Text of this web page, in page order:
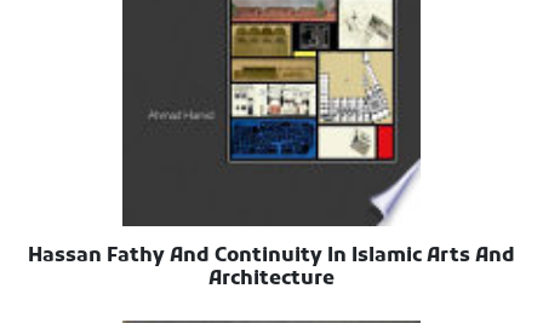
Hassan Fathy And Continuity In Islamic Arts And
Architecture